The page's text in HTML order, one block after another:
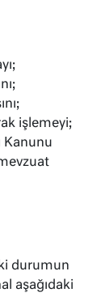
işlemeyi;
Kanunu
durumun
aşağıdaki